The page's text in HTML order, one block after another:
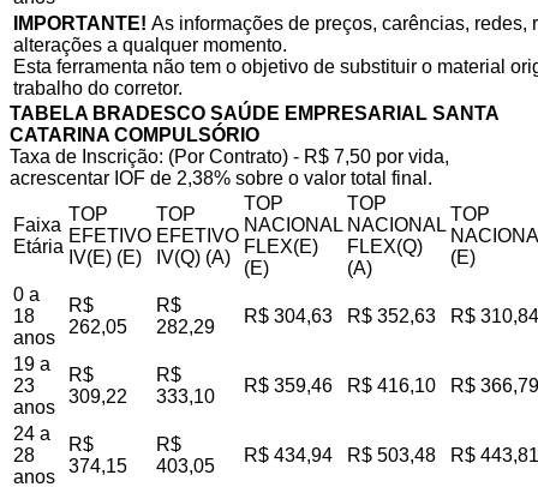
IMPORTANTE! As informações de preços, carências,
alterações a qualquer momento.
Esta ferramenta não tem o objetivo de substituir o material
trabalho do corretor.
TABELA BRADESCO SAÚDE EMPRESARIAL SANTA
CATARINA COMPULSÓRIO
Taxa de Inscrição: (Por Contrato) - R$ 7,50 por vida,
acrescentar IOF de 2,38% sobre o valor total final.
Faixa
Etária
TOP
EFETIVO
IV(E) (E)
TOP
EFETIVO
IV(Q) (A)
TOP
NACIONAL
FLEX(E)
(E)
TOP
NACIONAL
FLEX(Q)
(A)
TOP
(E)
0 a
18
anos
R$
262,05
R$
282,29
R$ 304,63 R$ 352,63 R$ 310,84
19 a
23
anos
R$
309,22
R$
333,10
R$ 359,46 R$ 416,10 R$ 366,79
24 a
28
anos
R$
374,15
R$
403,05
R$ 434,94 R$ 503,48 R$ 443,81